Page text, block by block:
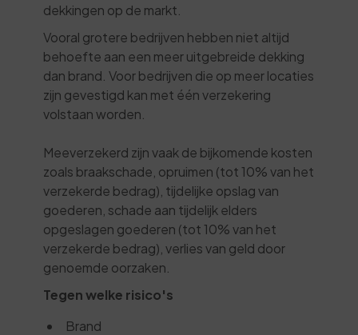
dekkingen op de markt.
Vooral grotere bedrijven hebben niet altijd
behoefte aan een meer uitgebreide dekking
dan brand. Voor bedrijven die op meer locaties
zijn gevestigd kan met één verzekering
volstaan worden.
Meeverzekerd zijn vaak de bijkomende kosten
zoals braakschade, opruimen (tot 10% van het
verzekerde bedrag), tijdelijke opslag van
goederen, schade aan tijdelijk elders
opgeslagen goederen (tot 10% van het
verzekerde bedrag), verlies van geld door
genoemde oorzaken.
Tegen welke risico's
Brand